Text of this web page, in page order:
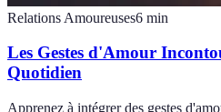
Relations Amoureuses6 min
Les Gestes d'Amour
Quotidien
Apprenez à intégrer des gestes